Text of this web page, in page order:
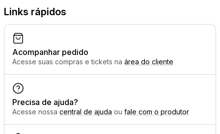
Links rápidos
Acompanhar pedido
Acesse suas compras e tickets na área do cliente
Precisa de ajuda?
Acesse nossa central de ajuda ou fale com o produtor